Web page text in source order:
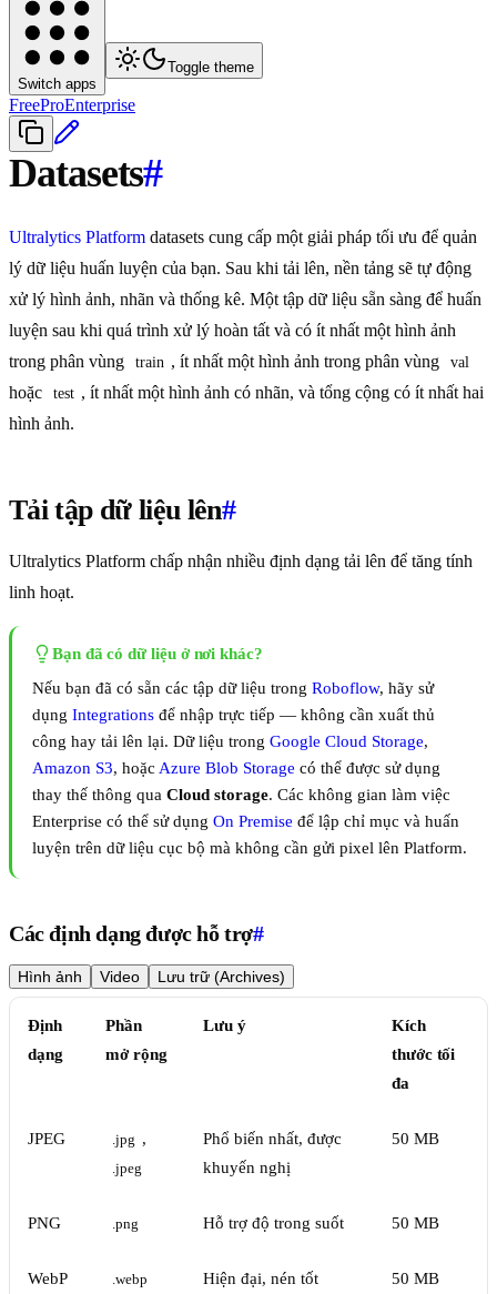
Switch apps
Toggle theme
FreeProEnterprise
Datasets#
Ultralytics Platform datasets cung cấp một giải pháp tối ưu để quản
lý dữ liệu huấn luyện của bạn. Sau khi tải lên, nền tảng sẽ tự động
xử lý hình ảnh, nhãn và thống kê. Một tập dữ liệu sẵn sàng để huấn
luyện sau khi quá trình xử lý hoàn tất và có ít nhất một hình ảnh
trong phân vùng
train , ít nhất một hình ảnh trong phân vùng val
hoặc test , ít nhất một hình ảnh có nhãn, và tổng cộng có ít nhất hai
hình ảnh.
Tải tập dữ liệu lên#
Ultralytics Platform chấp nhận nhiều định dạng tải lên để tăng tính
linh hoạt.
Bạn đã có dữ liệu ở nơi khác?
Nếu bạn đã có sẵn các tập dữ liệu trong Roboflow, hãy sử
dụng Integrations để nhập trực tiếp — không cần xuất thủ
công hay tải lên lại. Dữ liệu trong Google Cloud Storage,
Amazon S3, hoặc Azure Blob Storage có thể được sử dụng
thay thế thông qua Cloud storage. Các không gian làm việc
Enterprise có thể sử dụng On Premise để lập chỉ mục và huấn
luyện trên dữ liệu cục bộ mà không cần gửi pixel lên Platform.
Các định dạng được hỗ trợ#
Hình ảnh Video Lưu trữ (Archives)
Định
dạng
Phần
mở rộng
Lưu ý
Kích
thước tối
đa
JPEG .jpg ,
.jpeg
Phổ biến nhất, được
khuyến nghị
50 MB
PNG .png Hỗ trợ độ trong suốt 50 MB
WebP .webp Hiện đại, nén tốt 50 MB